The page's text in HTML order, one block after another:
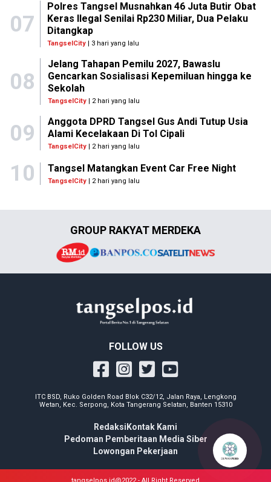
07
Polres Tangsel Musnahkan 46 Juta Butir Obat
Keras Ilegal Senilai Rp230 Miliar, Dua Pelaku
Ditangkap
TangselCity | 3 hari yang lalu
08
Jelang Tahapan Pemilu 2027, Bawaslu
Gencarkan Sosialisasi Kepemiluan hingga ke
Sekolah
TangselCity| 2 hari yang lalu
09
Anggota DPRD Tangsel Gus Andi Tutup Usia
Alami Kecelakaan Di Tol Cipali
TangselCity| 2 hari yang lalu
10 Tangsel Matangkan Event Car Free Night
TangselCity | 2 hari yang lalu
GROUP RAKYAT MERDEKA
FOLLOW US
ITC BSD, Ruko Golden Road Blok C32/12, Jalan Raya, Lengkong
Wetan, Kec. Serpong, Kota Tangerang Selatan, Banten 15310
Redaksi Kontak Kami
Pedoman Pemberitaan Media Siber
Lowongan Pekerjaan